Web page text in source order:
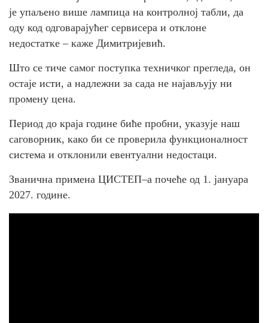
је упаљено више лампица на контролној табли, да
оду код одговарајућег сервисера и отклоне
недостатке – каже Димитријевић.
Што се тиче самог поступка техничког прегледа, он
остаје исти, а надлежни за сада не најављују ни
промену цена.
Период до краја године биће пробни, указује наш
саговорник, како би се проверила функционалност
система и отклонили евентуални недостаци.
Званична примена ЦИСТЕП–а почеће од 1. јануара
2027. године.